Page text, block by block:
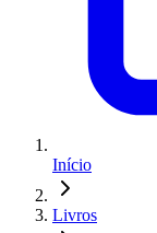
Início
Livros